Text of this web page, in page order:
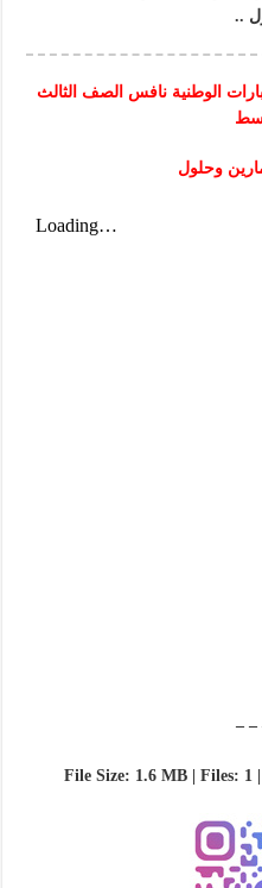
..
الوطنية نافس الصف الثالث
وحلول
– –
File Size: 1.6 MB | Files: 1